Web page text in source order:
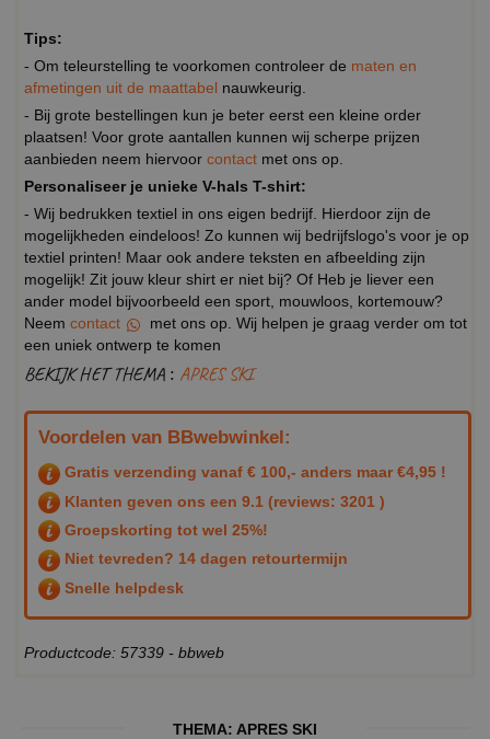
Tips:
- Om teleurstelling te voorkomen controleer de maten en
afmetingen uit de maattabel nauwkeurig.
- Bij grote bestellingen kun je beter eerst een kleine order
plaatsen! Voor grote aantallen kunnen wij scherpe prijzen
aanbieden neem hiervoor contact met ons op.
Personaliseer je unieke V-hals T-shirt:
- Wij bedrukken textiel in ons eigen bedrijf. Hierdoor zijn de
mogelijkheden eindeloos! Zo kunnen wij bedrijfslogo's voor je op
textiel printen! Maar ook andere teksten en afbeelding zijn
mogelijk! Zit jouw kleur shirt er niet bij? Of Heb je liever een
ander model bijvoorbeeld een sport, mouwloos, kortemouw?
Neem contact
met ons op. Wij helpen je graag verder om tot
een uniek ontwerp te komen
BEKIJK HET THEMA : APRES SKI
Voordelen van BBwebwinkel:
Gratis verzending vanaf € 100,- anders maar €4,95 !
Klanten geven ons een 9.1 (reviews: 3201 )
Groepskorting tot wel 25%!
Niet tevreden? 14 dagen retourtermijn
Snelle helpdesk
Productcode: 57339 - bbweb
THEMA: APRES SKI